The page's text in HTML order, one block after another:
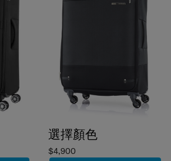
選擇顏色
$4,900